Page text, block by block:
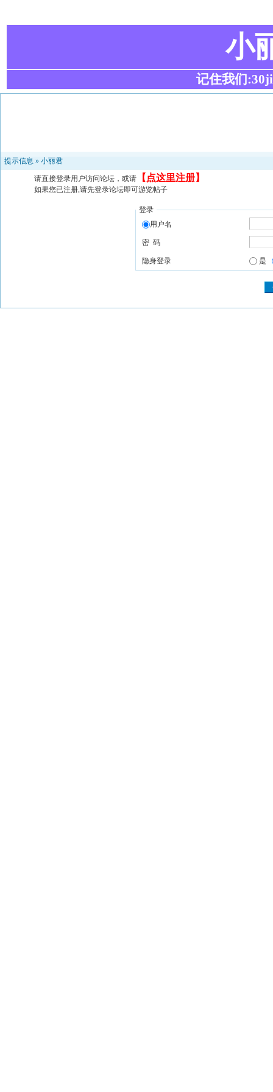
小
记住我们
提示信息 » 小丽君
请直接登录用户访问论坛，或请 【 点这里注册】
如果您已注册,请先登录论坛即可游览帖子
登录
用户名
密 码
隐身登录 是